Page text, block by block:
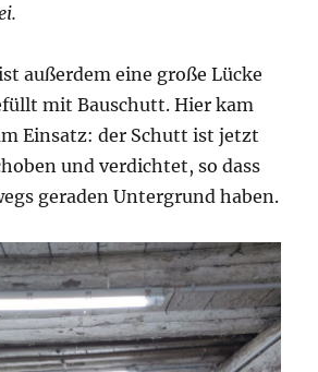
außerdem eine große Lücke
mit Bauschutt. Hier kam
Einsatz: der Schutt ist jetzt
und verdichtet, so dass
geraden Untergrund haben.